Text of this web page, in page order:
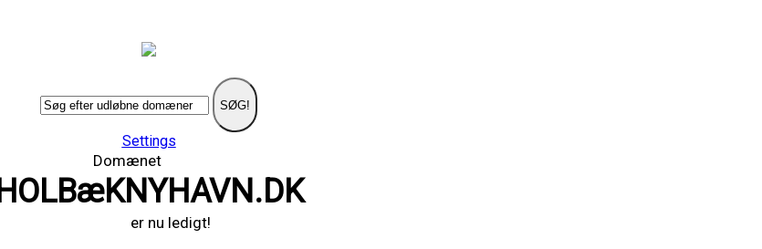
SØG!
Settings
Domænet
HOLBæKNYHAVN.DK
er nu ledigt!